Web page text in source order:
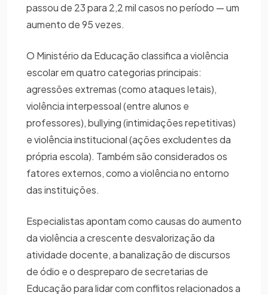
passou de 23 para 2,2 mil casos no período — um
aumento de 95 vezes.
O Ministério da Educação classifica a violência
escolar em quatro categorias principais:
agressões extremas (como ataques letais),
violência interpessoal (entre alunos e
professores), bullying (intimidações repetitivas)
e violência institucional (ações excludentes da
própria escola). Também são considerados os
fatores externos, como a violência no entorno
das instituições.
Especialistas apontam como causas do aumento
da violência a crescente desvalorização da
atividade docente, a banalização de discursos
de ódio e o despreparo de secretarias de
Educação para lidar com conflitos relacionados a